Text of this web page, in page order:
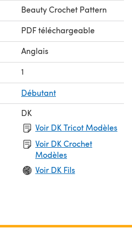
Beauty Crochet Pattern
PDF téléchargeable
Anglais
1
Débutant
DK
Voir DK Tricot Modèles
Voir DK Crochet
Modèles
Voir DK Fils